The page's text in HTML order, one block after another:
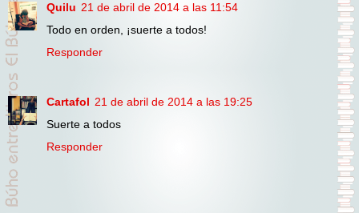
Quilu 21 de abril de 2014 a las 11:54
Todo en orden, ¡suerte a todos!
Responder
Cartafol 21 de abril de 2014 a las 19:25
Suerte a todos
Responder